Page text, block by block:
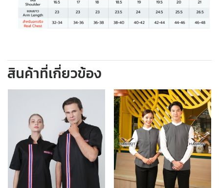
สินค้าที่เกี่ยวข้อง